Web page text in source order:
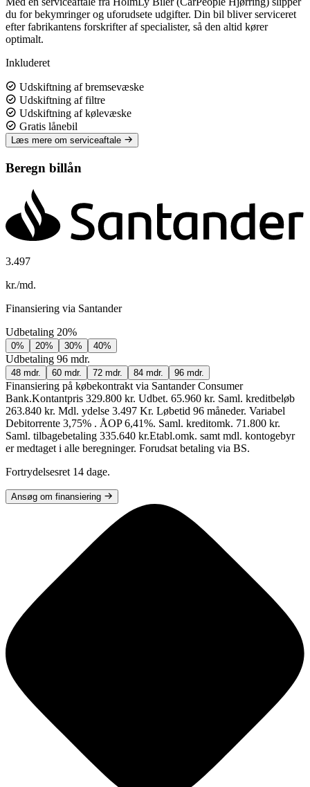
du for bekymringer og uforudsete udgifter. Din bil bliver serviceret
efter fabrikantens forskrifter af specialister, så den altid kører
optimalt.
Inkluderet
Udskiftning af bremsevæske
Udskiftning af filtre
Udskiftning af kølevæske
Gratis lånebil
Læs mere om serviceaftale
Beregn billån
3.497
kr./md.
Finansiering via Santander
Udbetaling 20%
0% 20% 30% 40%
Udbetaling 96 mdr.
48 mdr. 60 mdr. 72 mdr. 84 mdr. 96 mdr.
Finansiering på købekontrakt via Santander Consumer
Bank.Kontantpris 329.800 kr. Udbet. 65.960 kr. Saml. kreditbeløb
263.840 kr. Mdl. ydelse 3.497 Kr. Løbetid 96 måneder. Variabel
Debitorrente 3,75% . ÅOP 6,41%. Saml. kreditomk. 71.800 kr.
Saml. tilbagebetaling 335.640 kr.Etabl.omk. samt mdl. kontogebyr
er medtaget i alle beregninger. Forudsat betaling via BS.
Fortrydelsesret 14 dage.
Ansøg om finansiering